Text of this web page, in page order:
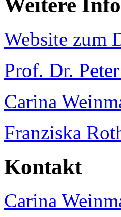
Website zum
Prof. Dr.
Carina
Franziska
Kontakt
Carina